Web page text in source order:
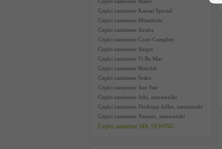
Części zamienne Kansai Special
Części zamienne Mitsubishi
Części zamienne Siruba
Części zamienne Conti Complett
Części zamienne Singer
Części zamienne Vi.Be.Mac
Części zamienne Rimoldi
Części zamienne Seiko
Części zamienne Sun Star
Części zamienne Juki, zamienniki
Części zamienne Durkopp Adler, zamienniki
Części zamienne Yamato, zamienniki
Części zamienne MK SEWING